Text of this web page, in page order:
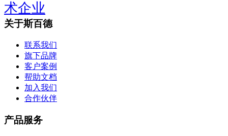
术企业
关于斯百德
联系我们
旗下品牌
客户案例
帮助文档
加入我们
合作伙伴
产品服务